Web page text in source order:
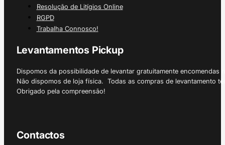
Resolução de Litígios Online
RGPD
Trabalha Connosco!
Levantamentos Pickup
Dispomos da possibilidade de levantar gratuitamente
Não dispomos de loja física. Todas as compras de levantamento
Obrigado pela compreensão!
Contactos